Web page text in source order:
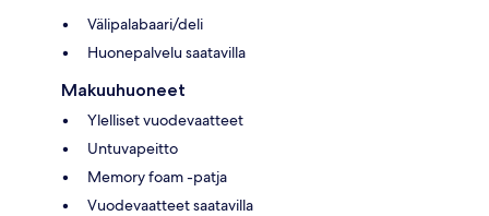
Välipalabaari/deli
Huonepalvelu saatavilla
Makuuhuoneet
Ylelliset vuodevaatteet
Untuvapeitto
Memory foam -patja
Vuodevaatteet saatavilla